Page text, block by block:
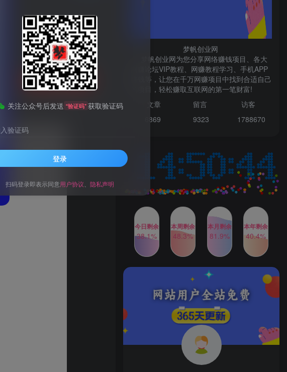
立即购买
付联系微信：chen185599521
1W+人已阅读
多多视频撸收益最新玩法，
高收益技术，单日变现
2000+，附赠全套技术资料
2年前 1W+人已阅读
AI制作美女图片，暴力吸引
男粉，收益轻松突破四位
数，操作简单 上手难度低
2年前 1W+人已阅读
TOP3
2024年最新玩法转转无货源
电商，新手小白 简单操作，
长期稳定 日收入500＋
2年前 1W+人已阅读
TOP4
发行人计划蛋仔派对全新玩
法，一天3000＋，蓝海暴力
变现2年前
公众号S粉新玩法，简单操
作、多重变现，每日收益1k
2年前
TOP6
梦帆创业网
梦帆创业网为您分享网络赚钱项目、各大
网赚论坛VIP教程、网赚教程学习、手机APP
赚钱等，让您在千万网赚项目中找到合适自己
的项目，轻松赚取互联网的第一笔财富!
文章 留言 访客
6869 9323 1788670
今日剩余
38.1%
本周剩余
48.3%
本月剩余
81.9%
本年剩余
40.4%
关注公众号后发送 “验证码” 获取验证码
验证码
登录
扫码登录即表示同意用户协议 隐私声明